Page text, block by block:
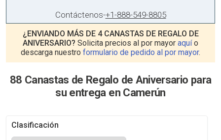
Contáctenos-+1-888-549-8805
¿ENVIANDO MÁS DE 4 CANASTAS DE REGALO DE
ANIVERSARIO? Solicita precios al por mayor aquío
descarga nuestro formulario de pedido al por mayor.
88 Canastas de Regalo de Aniversario para
su entrega en Camerún
Clasificación